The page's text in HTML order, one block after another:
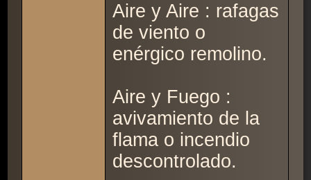
Aire y Aire : rafagas
de viento o
enérgico remolino.
Aire y Fuego :
avivamiento de la
flama o incendio
descontrolado.